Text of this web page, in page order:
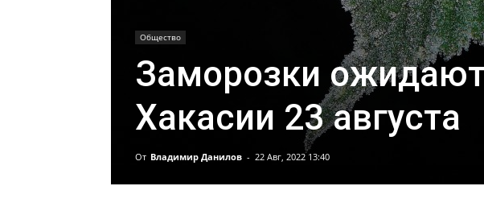
Общество
Заморозки
Хакасии 23 августа
От Владимир Данилов - 22 Авг, 2022 13:40